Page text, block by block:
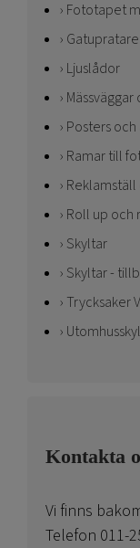
Fototapet
Ljuslådor
Posters
Ramar till
Roll up och
Skyltar
Skyltar -
Trycksaker
Kontakta
Vi finns
Telefon 011-